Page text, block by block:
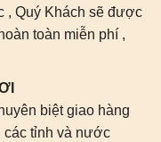
, Quý Khách sẽ được
toàn miễn phí ,
biệt giao hàng
các tỉnh và nước